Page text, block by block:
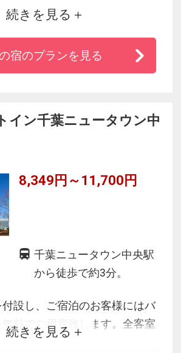
した船や赤レンガが象徴的なみ
息吹を感じされると共に、緑豊
中華街、大さん橋などの観光地
うな開放感に満ちたホテル
余韻を感じてください。
続きを見る
宿のプランを見る
イン千葉ニュータウン中
8,349円～11,700円
千葉ニュータウン中央駅
から徒歩で約3分。
設し、ご宿泊のお客様にはバ
料でご用意致します。全客室
と接続無料のＷｉ－Ｆｉを備え
続きを見る